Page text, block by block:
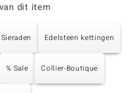
dit item
Edelsteen kettingen
% Sale Collier-Boutique